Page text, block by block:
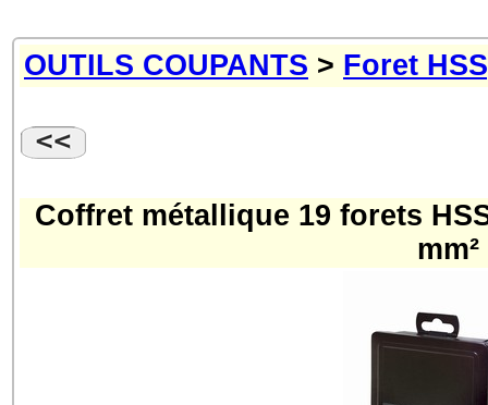
OUTILS COUPANTS > Foret
Coffret métallique 19 forets